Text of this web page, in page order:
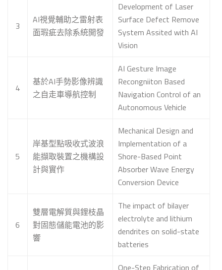
3
AI視覺輔助之雷射表
面瑕疵去除系統開發
Development of Laser
Surface Defect Remove
System Assited with AI
Vision
4
基於AI手勢影像辨識
之自走車導航控制
AI Gesture Image
Recongniiton Based
Navigation Control of an
Autonomous Vehicle
5
岸基型點吸收式波浪
能擷取裝置之機構設
計與實作
Mechanical Design and
Implementation of a
Shore-Based Point
Absorber Wave Energy
Conversion Device
6
雙層電解質與鋰枝晶
對固態儲能電池的影
響
The impact of bilayer
electrolyte and lithium
dendrites on solid-state
batteries
One-Step Fabrication of